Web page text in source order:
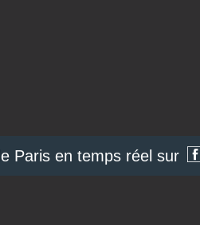
Paris en temps réel sur